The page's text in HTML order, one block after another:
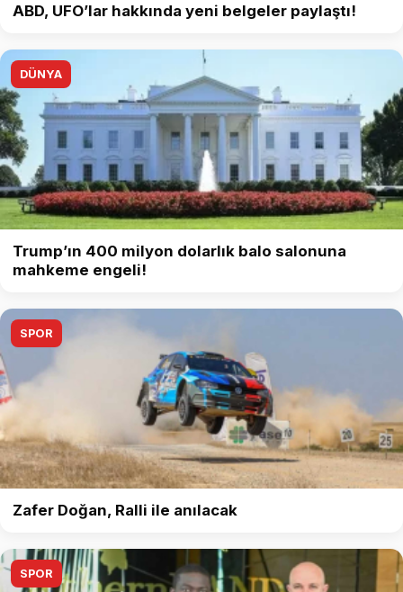
ABD, UFO’lar hakkında yeni belgeler paylaştı!
DÜNYA
Trump’ın 400 milyon dolarlık balo salonuna
mahkeme engeli!
SPOR
Zafer Doğan, Ralli ile anılacak
SPOR